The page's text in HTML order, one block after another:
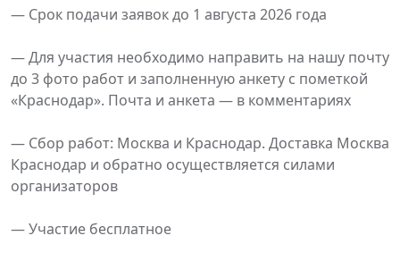
— Срок подачи заявок до 1 августа 2026 года
— Для участия необходимо направить на нашу почту
до 3 фото работ и заполненную анкету с пометкой
«Краснодар». Почта и анкета — в комментариях
— Сбор работ: Москва и Краснодар. Доставка Москва
Краснодар и обратно осуществляется силами
организаторов
— Участие бесплатное